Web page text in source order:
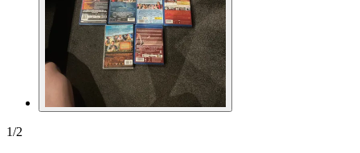
1/2